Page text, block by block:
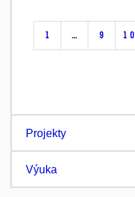
1 … 9 10
Projekty
Výuka